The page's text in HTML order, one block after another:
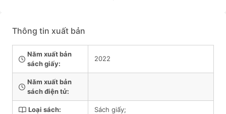
Thông tin xuất bản
Năm xuất bản
sách giấy:
2022
Năm xuất bản
sách điện tử:
Loại sách: Sách giấy;